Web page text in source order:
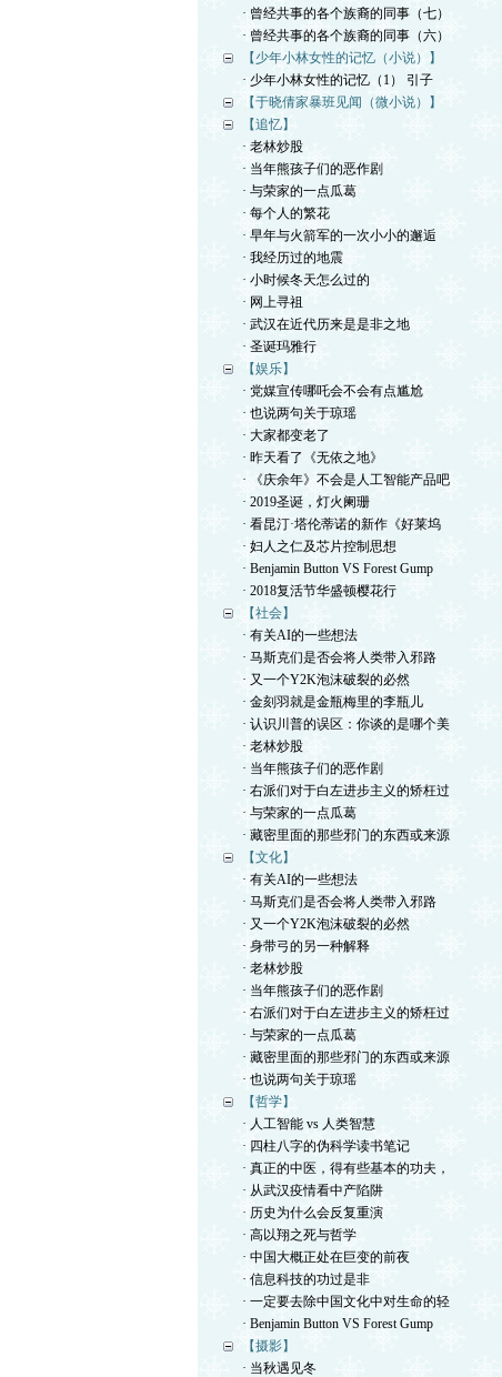
· 曾经共事的各个族裔的同事（七）
· 曾经共事的各个族裔的同事（六）
【少年小林女性的记忆（小说）】
· 少年小林女性的记忆（1） 引子
【于晓倩家暴班见闻（微小说）】
【追忆】
· 老林炒股
· 当年熊孩子们的恶作剧
· 与荣家的一点瓜葛
· 每个人的繁花
· 早年与火箭军的一次小小的邂逅
· 我经历过的地震
· 小时候冬天怎么过的
· 网上寻祖
· 武汉在近代历来是是非之地
· 圣诞玛雅行
【娱乐】
· 党媒宣传哪吒会不会有点尴尬
· 也说两句关于琼瑶
· 大家都变老了
· 昨天看了《无依之地》
· 《庆余年》不会是人工智能产品吧
· 2019圣诞，灯火阑珊
· 看昆汀·塔伦蒂诺的新作《好莱坞
· 妇人之仁及芯片控制思想
· Benjamin Button VS Forest Gump
· 2018复活节华盛顿樱花行
【社会】
· 有关AI的一些想法
· 马斯克们是否会将人类带入邪路
· 又一个Y2K泡沫破裂的必然
· 金刻羽就是金瓶梅里的李瓶儿
· 认识川普的误区：你谈的是哪个美
· 老林炒股
· 当年熊孩子们的恶作剧
· 右派们对于白左进步主义的矫枉过
· 与荣家的一点瓜葛
· 藏密里面的那些邪门的东西或来源
【文化】
· 有关AI的一些想法
· 马斯克们是否会将人类带入邪路
· 又一个Y2K泡沫破裂的必然
· 身带弓的另一种解释
· 老林炒股
· 当年熊孩子们的恶作剧
· 右派们对于白左进步主义的矫枉过
· 与荣家的一点瓜葛
· 藏密里面的那些邪门的东西或来源
· 也说两句关于琼瑶
【哲学】
· 人工智能 vs 人类智慧
· 四柱八字的伪科学读书笔记
· 真正的中医，得有些基本的功夫，
· 从武汉疫情看中产陷阱
· 历史为什么会反复重演
· 高以翔之死与哲学
· 中国大概正处在巨变的前夜
· 信息科技的功过是非
· 一定要去除中国文化中对生命的轻
· Benjamin Button VS Forest Gump
【摄影】
· 当秋遇见冬